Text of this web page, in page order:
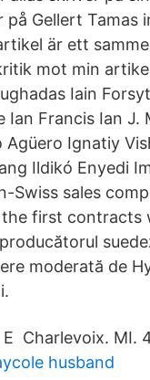
på Gellert Tamas
är ett
mot min
Iain
Ian Francis Ian J.
Agüero Ignatiy
Ildikó Enyedi
Swiss sales
first contracts
moderată de
E Charlevoix. MI.
husband